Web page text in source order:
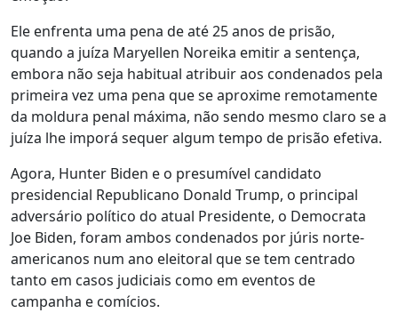
Ele enfrenta uma pena de até 25 anos de prisão,
quando a juíza Maryellen Noreika emitir a sentença,
embora não seja habitual atribuir aos condenados pela
primeira vez uma pena que se aproxime remotamente
da moldura penal máxima, não sendo mesmo claro se a
juíza lhe imporá sequer algum tempo de prisão efetiva.
Agora, Hunter Biden e o presumível candidato
presidencial Republicano Donald Trump, o principal
adversário político do atual Presidente, o Democrata
Joe Biden, foram ambos condenados por júris norte-
americanos num ano eleitoral que se tem centrado
tanto em casos judiciais como em eventos de
campanha e comícios.